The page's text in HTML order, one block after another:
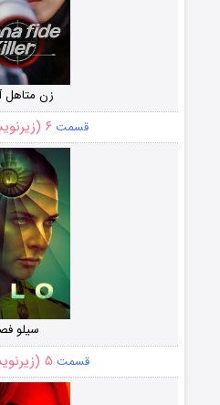
زن
قسمت ۶ (زیرنویس)
سیلو
قسمت ۵ (زیرنویس)